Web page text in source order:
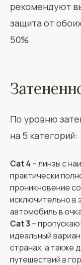
рекомендуют
защита от
50%.
По уровню
на 5 категорий:
Cat 4 – линзы с
практически
проникновение
исключительно в
автомобиль в
Cat 3 –
идеальный
странах, а также
путешествий в